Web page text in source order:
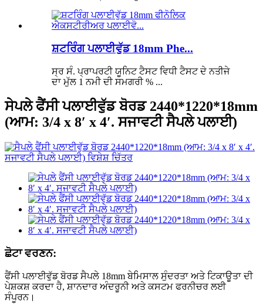
ਸ਼ਟਰਿੰਗ ਪਲਾਈਵੁੱਡ 18mm Phe...
ਸ੍ਰ ਸੰ. ਪ੍ਰਾਪਰਟੀ ਯੂਨਿਟ ਟੈਸਟ ਵਿਧੀ ਟੈਸਟ ਦੇ ਨਤੀਜੇ
ਦਾ ਮੁੱਲ 1 ਨਮੀ ਦੀ ਸਮਗਰੀ % ...
ਸੇਪਲੇ ਫੈਂਸੀ ਪਲਾਈਵੁੱਡ ਬੋਰਡ 2440*1220*18mm
(ਆਮ: 3/4 x 8′ x 4′. ਸਜਾਵਟੀ ਸੈਪਲੇ ਪਲਾਈ)
ਛੋਟਾ ਵਰਣਨ:
ਫੈਂਸੀ ਪਲਾਈਵੁੱਡ ਬੋਰਡ ਸੈਪਲੇ 18mm ਬੇਮਿਸਾਲ ਸੁੰਦਰਤਾ ਅਤੇ ਟਿਕਾਊਤਾ ਦੀ
ਪੇਸ਼ਕਸ਼ ਕਰਦਾ ਹੈ, ਸ਼ਾਨਦਾਰ ਅੰਦਰੂਨੀ ਅਤੇ ਕਸਟਮ ਫਰਨੀਚਰ ਲਈ
ਸੰਪੂਰਨ।